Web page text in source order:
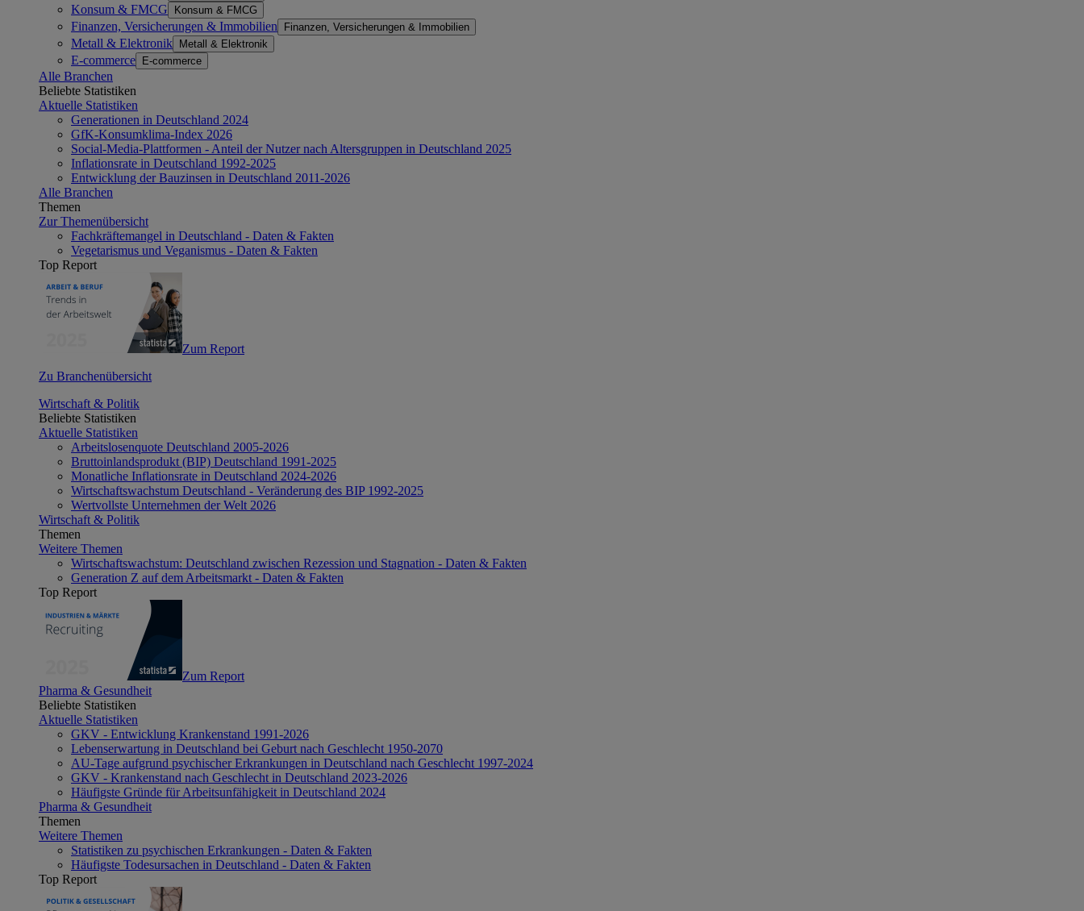
Konsum & FMCG Konsum & FMCG
Finanzen, Versicherungen & Immobilien Finanzen, Versicherungen & Immobilien
Metall & Elektronik Metall & Elektronik
E-commerce E-commerce
Alle Branchen
Beliebte Statistiken
Aktuelle Statistiken
Generationen in Deutschland 2024
GfK-Konsumklima-Index 2026
Social-Media-Plattformen - Anteil der Nutzer nach Altersgruppen in Deutschland 2025
Inflationsrate in Deutschland 1992-2025
Entwicklung der Bauzinsen in Deutschland 2011-2026
Alle Branchen
Themen
Zur Themenübersicht
Fachkräftemangel in Deutschland - Daten & Fakten
Vegetarismus und Veganismus - Daten & Fakten
Top Report
Zum Report
Zu Branchenübersicht
Wirtschaft & Politik
Beliebte Statistiken
Aktuelle Statistiken
Arbeitslosenquote Deutschland 2005-2026
Bruttoinlandsprodukt (BIP) Deutschland 1991-2025
Monatliche Inflationsrate in Deutschland 2024-2026
Wirtschaftswachstum Deutschland - Veränderung des BIP 1992-2025
Wertvollste Unternehmen der Welt 2026
Wirtschaft & Politik
Themen
Weitere Themen
Wirtschaftswachstum: Deutschland zwischen Rezession und Stagnation - Daten & Fakten
Generation Z auf dem Arbeitsmarkt - Daten & Fakten
Top Report
Zum Report
Pharma & Gesundheit
Beliebte Statistiken
Aktuelle Statistiken
GKV - Entwicklung Krankenstand 1991-2026
Lebenserwartung in Deutschland bei Geburt nach Geschlecht 1950-2070
AU-Tage aufgrund psychischer Erkrankungen in Deutschland nach Geschlecht 1997-2024
GKV - Krankenstand nach Geschlecht in Deutschland 2023-2026
Häufigste Gründe für Arbeitsunfähigkeit in Deutschland 2024
Pharma & Gesundheit
Themen
Weitere Themen
Statistiken zu psychischen Erkrankungen - Daten & Fakten
Häufigste Todesursachen in Deutschland - Daten & Fakten
Top Report